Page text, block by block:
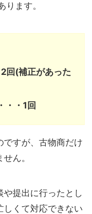
ます。
回(補正があった
・・1回
ですが、古物商だけ
ん。
提出に行ったとし
しくて対応できない